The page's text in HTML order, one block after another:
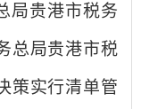
局贵港市税务
总局贵港市税
策实行清单管